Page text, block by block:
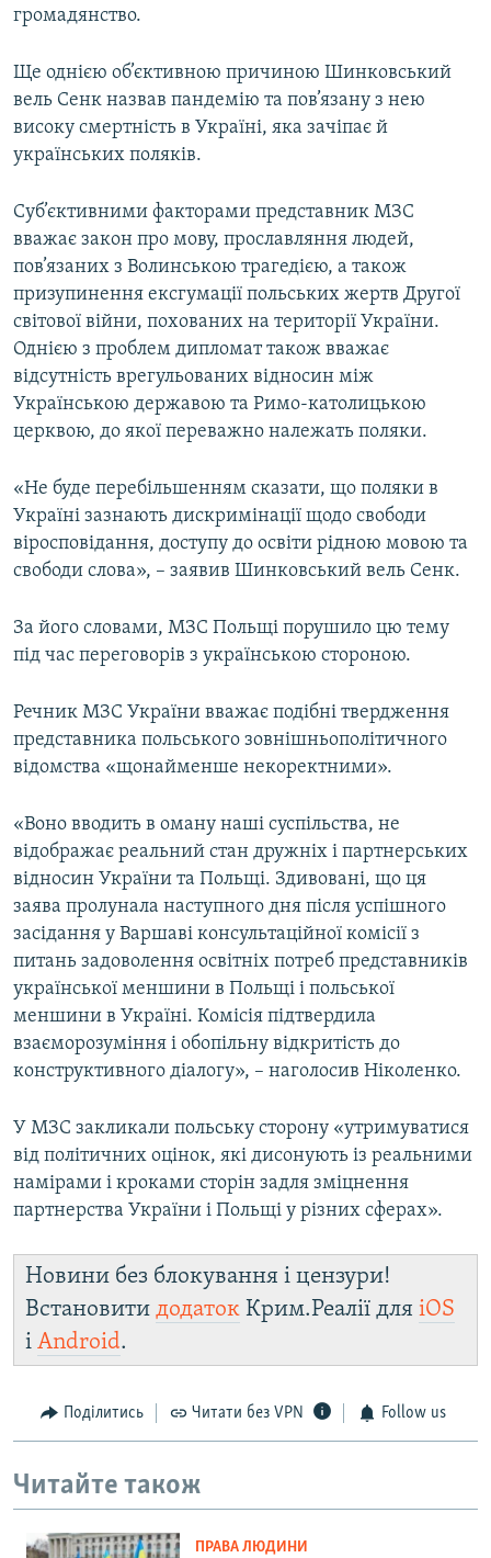
громадянство.
Ще однією об’єктивною причиною Шинковський
вель Сенк назвав пандемію та пов’язану з нею
високу смертність в Україні, яка зачіпає й
українських поляків.
Суб’єктивними факторами представник МЗС
вважає закон про мову, прославляння людей,
пов’язаних з Волинською трагедією, а також
призупинення ексгумації польських жертв Другої
світової війни, похованих на території України.
Однією з проблем дипломат також вважає
відсутність врегульованих відносин між
Українською державою та Римо-католицькою
церквою, до якої переважно належать поляки.
«Не буде перебільшенням сказати, що поляки в
Україні зазнають дискримінації щодо свободи
віросповідання, доступу до освіти рідною мовою та
свободи слова», – заявив Шинковський вель Сенк.
За його словами, МЗС Польщі порушило цю тему
під час переговорів з українською стороною.
Речник МЗС України вважає подібні твердження
представника польського зовнішньополітичного
відомства «щонайменше некоректними».
«Воно вводить в оману наші суспільства, не
відображає реальний стан дружніх і партнерських
відносин України та Польщі. Здивовані, що ця
заява пролунала наступного дня після успішного
засідання у Варшаві консультаційної комісії з
питань задоволення освітніх потреб представників
української меншини в Польщі і польської
меншини в Україні. Комісія підтвердила
взаєморозуміння і обопільну відкритість до
конструктивного діалогу», – наголосив Ніколенко.
У МЗС закликали польську сторону «утримуватися
від політичних оцінок, які дисонують із реальними
намірами і кроками сторін задля зміцнення
партнерства України і Польщі у різних сферах».
Новини без блокування і цензури!
Встановити додаток Крим.Реалії для iOS
і Android.
Поділитись Читати без VPN Follow us
Читайте також
ПРАВА ЛЮДИНИ